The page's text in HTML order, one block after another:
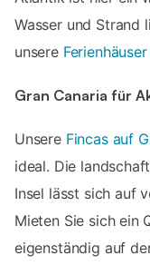
Wasser und Strand
unsere
Gran Canaria für
Unsere Fincas auf
ideal. Die
Insel lässt sich auf
Mieten Sie sich ein
eigenständig auf